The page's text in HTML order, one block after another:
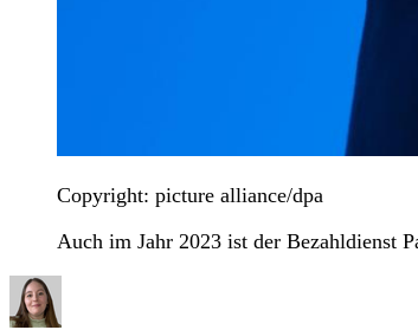
Copyright: picture alliance/dpa
Auch im Jahr 2023 ist der Bezahldienst